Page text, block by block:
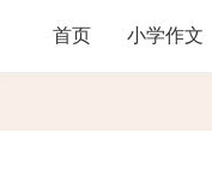
首页 小学作文